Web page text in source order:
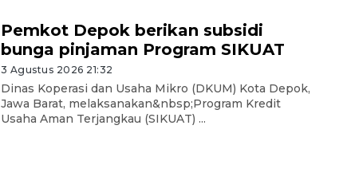
Pemkot Depok berikan subsidi
bunga pinjaman Program SIKUAT
3 Agustus 2026 21:32
Dinas Koperasi dan Usaha Mikro (DKUM) Kota Depok,
Jawa Barat, melaksanakan&nbsp;Program Kredit
Usaha Aman Terjangkau (SIKUAT) ...